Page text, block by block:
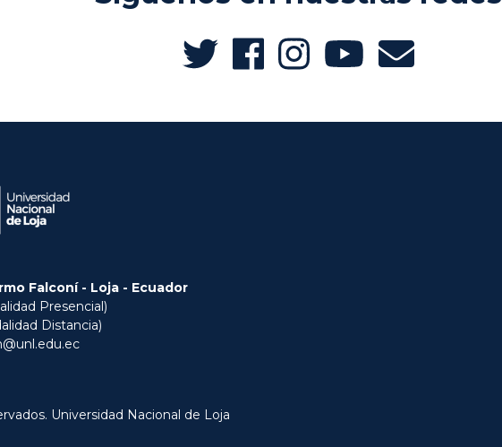
Falconí - Loja - Ecuador
Presencial)
Distancia)
Universidad Nacional de Loja